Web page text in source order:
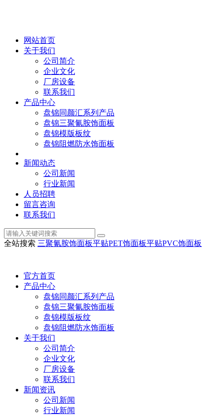
网站首页
关于我们
公司简介
企业文化
厂房设备
联系我们
产品中心
盘锦同颜汇系列产品
盘锦三聚氰胺饰面板
盘锦模版板纹
盘锦阻燃防水饰面板
新闻动态
公司新闻
行业新闻
人员招聘
留言咨询
联系我们
全站搜索 三聚氰胺饰面板平贴PET饰面板平贴PVC饰面板
官方首页
产品中心
盘锦同颜汇系列产品
盘锦三聚氰胺饰面板
盘锦模版板纹
盘锦阻燃防水饰面板
关于我们
公司简介
企业文化
厂房设备
联系我们
新闻资讯
公司新闻
行业新闻